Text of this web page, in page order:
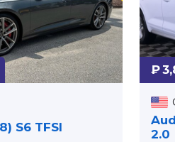
S6 TFSI⁠
₽
2.0